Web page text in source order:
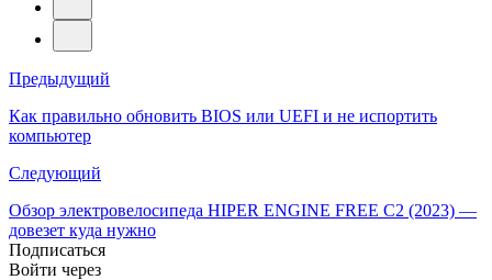
Навигация
по
записям
Предыдущий
Как правильно обновить BIOS или UEFI и не испортить
компьютер
Следующий
Обзор электровелосипеда HIPER ENGINE FREE C2 (2023) —
довезет куда нужно
Подписаться
Войти через